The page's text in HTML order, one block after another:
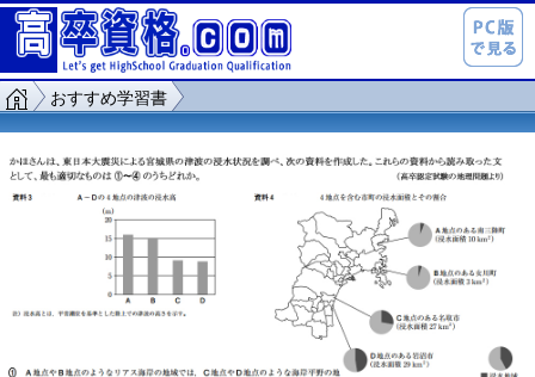
おすすめ学習書